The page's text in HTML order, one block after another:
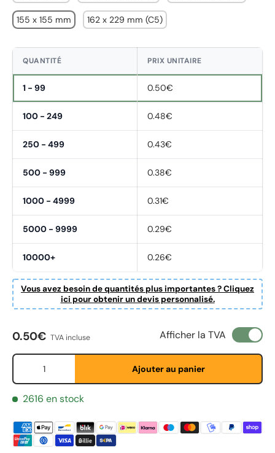
155 x 155 mm 162 x 229 mm (C5)
QUANTITÉ PRIX UNITAIRE
1 - 99 0.50€
100 - 249 0.48€
250 - 499 0.43€
500 - 999 0.38€
1000 - 4999 0.31€
5000 - 9999 0.29€
10000+ 0.26€
Vous avez besoin de quantités plus importantes ? Cliquez
ici pour obtenir un devis personnalisé.
Fornavn *
Etternavn *
Prix habituel
0.50€ TVA incluse Afficher la TVA
Qté
Ajouter au panier
2616 en stock